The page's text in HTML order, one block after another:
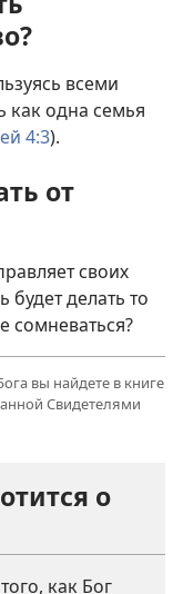
всеми
как одна семья
4:3).
от
своих
будет делать то
сомневаться?
вы найдете в книге
Свидетелями
о
как Бог